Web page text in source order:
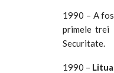
1990 – A
primele trei
Securitate.
1990 –